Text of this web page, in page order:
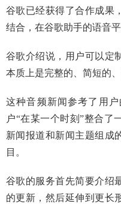
谷歌已经获得了合作成果
结合，在谷歌助手的语音
谷歌介绍说，用户可以定
本质上是完整的、简短的
这种音频新闻参考了用
户“在某一个时刻”整合了
新闻报道和新闻主题组成
目。
谷歌的服务首先简要介绍
的更新，然后延伸到更长